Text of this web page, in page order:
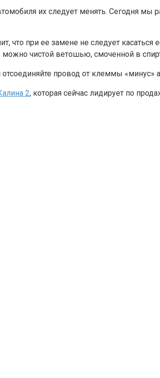
их следует менять. Сегодня
что при ее замене не следует
чистой ветошью, смоченной в
провод от клеммы «минус»
2, которая сейчас лидирует по